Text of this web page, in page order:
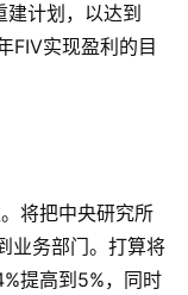
计划，以达到
FIV实现盈利的目
将把中央研究所
业务部门。打算将
提高到5%，同时